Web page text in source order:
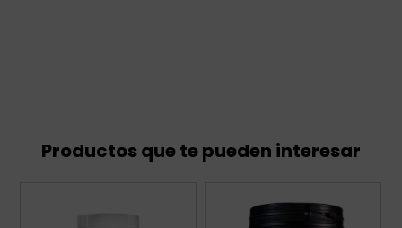
Productos que te pueden interesar